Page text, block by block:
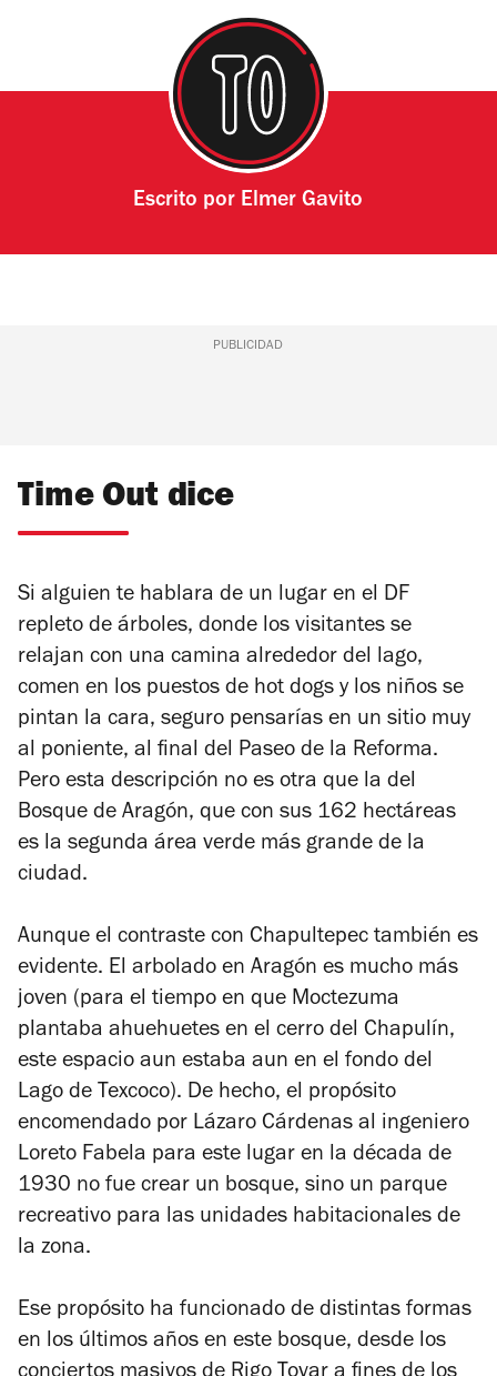
Escrito por Elmer Gavito
PUBLICIDAD
Time Out dice
Si alguien te hablara de un lugar en el DF
repleto de árboles, donde los visitantes se
relajan con una camina alrededor del lago,
comen en los puestos de hot dogs y los niños se
pintan la cara, seguro pensarías en un sitio muy
al poniente, al final del Paseo de la Reforma.
Pero esta descripción no es otra que la del
Bosque de Aragón, que con sus 162 hectáreas
es la segunda área verde más grande de la
ciudad.
Aunque el contraste con Chapultepec también es
evidente. El arbolado en Aragón es mucho más
joven (para el tiempo en que Moctezuma
plantaba ahuehuetes en el cerro del Chapulín,
este espacio aun estaba aun en el fondo del
Lago de Texcoco). De hecho, el propósito
encomendado por Lázaro Cárdenas al ingeniero
Loreto Fabela para este lugar en la década de
1930 no fue crear un bosque, sino un parque
recreativo para las unidades habitacionales de
la zona.
Ese propósito ha funcionado de distintas formas
en los últimos años en este bosque, desde los